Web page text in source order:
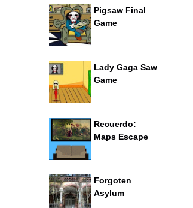
Pigsaw Final
Game
Lady Gaga Saw
Game
Recuerdo:
Maps Escape
Forgoten
Asylum